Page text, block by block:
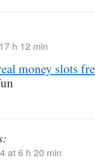
h 12 min
money slots
at 6 h 20 min